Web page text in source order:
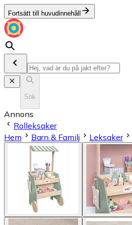
Fortsätt till huvudinnehåll
Sök
Annons
Rolleksaker
Hem
Barn & Familj Leksaker